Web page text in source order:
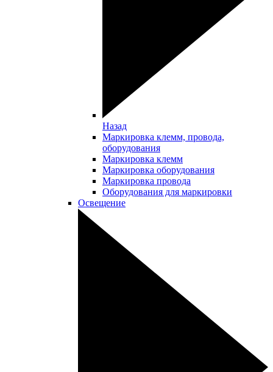
Назад
Маркировка клемм, провода,
оборудования
Маркировка клемм
Маркировка оборудования
Маркировка провода
Оборудования для маркировки
Освещение